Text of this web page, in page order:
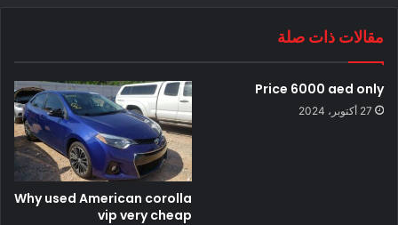
مقالات ذات صلة
Price 6000 aed only
27 أكتوبر، 2024
Why used American corolla
vip very cheap